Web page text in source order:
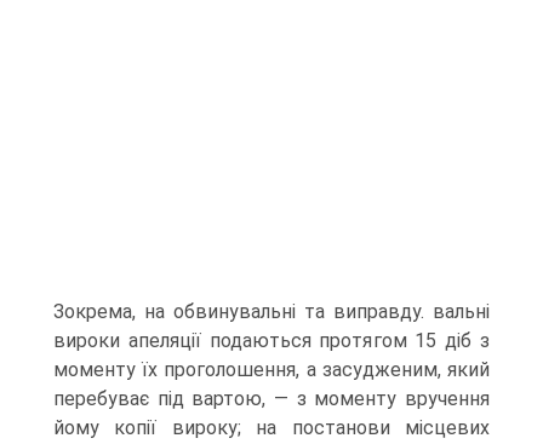
Зокрема, на обвинувальні та виправду. вальні
вироки апеляції подаються протягом 15 діб з
моменту їх проголошення, а засудженим, який
перебуває під вартою, — з моменту вручення
йому копії вироку; на постанови місцевих